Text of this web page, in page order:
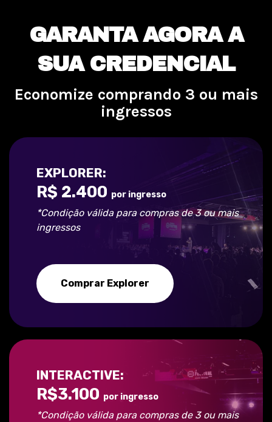
GARANTA AGORA A
SUA CREDENCIAL
Economize comprando 3 ou mais
ingressos
EXPLORER:
R$ 2.400 por ingresso
*Condição válida para compras de 3 ou mais
ingressos
Comprar Explorer
INTERACTIVE:
R$3.100 por ingresso
*Condição válida para compras de 3 ou mais